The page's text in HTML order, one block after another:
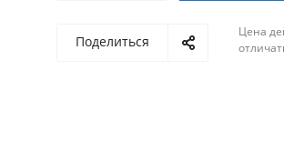
Поделиться
Цена